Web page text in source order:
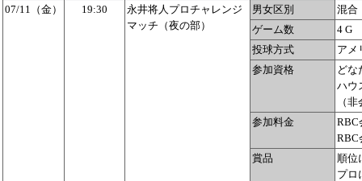
07/11（金） 19:30
永井将人プロチャレンジ
マッチ（夜の部）
男女区別
混合
ゲーム数
4 G
投球方式
アメ
参加資格
どな
ハウ
（
参加料金
RBC
RBC
賞品
順位
プロ